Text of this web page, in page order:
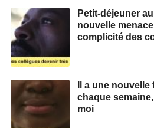
Petit-déjeuner
nouvelle
complicité des
Il a une
chaque
moi